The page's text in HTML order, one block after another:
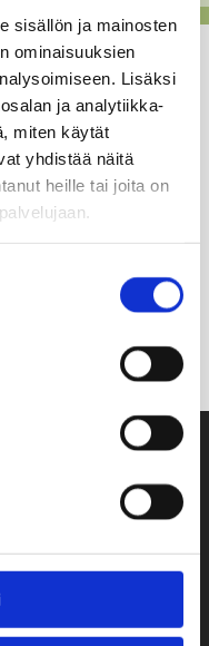
sisällön ja mainosten
ominaisuuksien
Lisäksi
ja analytiikka-
miten käytät
yhdistää näitä
heille tai joita on
– SINILEVÄ
UIMARANNAT
havaittu sinileviä, jotka
muuttua verraten
veden ulkonäköä, ja